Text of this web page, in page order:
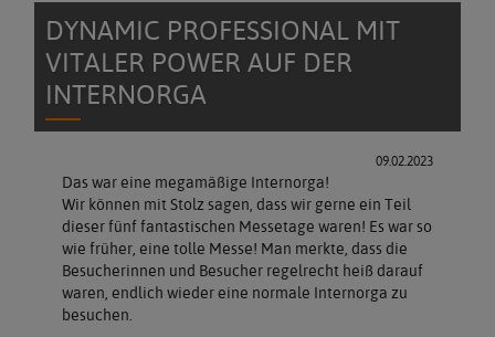
DYNAMIC PROFESSIONAL MIT
VITALER POWER AUF DER
INTERNORGA
09.02.2023
Das war eine megamäßige Internorga!
Wir können mit Stolz sagen, dass wir gerne ein Teil
dieser fünf fantastischen Messetage waren! Es war so
wie früher, eine tolle Messe! Man merkte, dass die
Besucherinnen und Besucher regelrecht heiß darauf
waren, endlich wieder eine normale Internorga zu
besuchen.